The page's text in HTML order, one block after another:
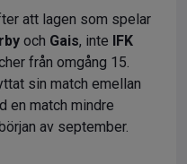
att lagen som spelar
och Gais, inte
IFK
från omgång 15.
sin match emellan
en match mindre
av september.